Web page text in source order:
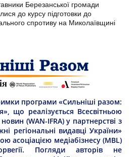
Березанської громади
до курсу підготовки до
спротиву на Миколаївщині
програми «Сильніші разом:
що реалізується Всесвітньою
(WAN-IFRA) у партнерстві з
регіональні видавці України»
асоціацією медіабізнесу (MBL)
Погляди авторів не